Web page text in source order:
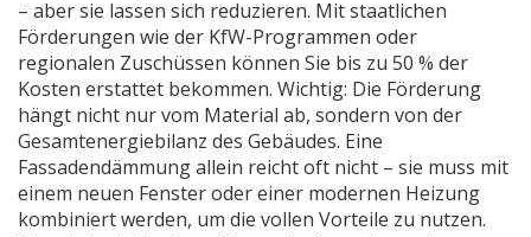
– aber sie lassen sich reduzieren. Mit staatlichen
Förderungen wie der KfW-Programmen oder
regionalen Zuschüssen können Sie bis zu 50 % der
Kosten erstattet bekommen. Wichtig: Die Förderung
hängt nicht nur vom Material ab, sondern von der
Gesamtenergiebilanz des Gebäudes. Eine
Fassadendämmung allein reicht oft nicht – sie muss mit
einem neuen Fenster oder einer modernen Heizung
kombiniert werden, um die vollen Vorteile zu nutzen.